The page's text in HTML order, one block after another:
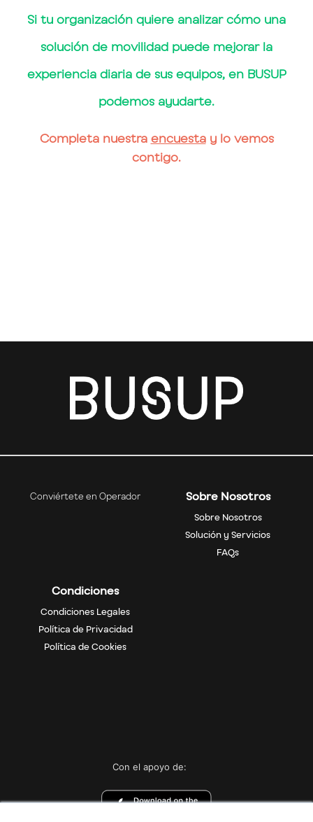
Si tu organización quiere analizar cómo una
solución de movilidad puede mejorar la
experiencia diaria de sus equipos, en BUSUP
podemos ayudarte.
Completa nuestra encuestay lo vemos
contigo.
Conviértete en Operador Sobre Nosotros
Sobre Nosotros
Solución y Servicios
FAQs
Condiciones
Condiciones Legales
Política de Privacidad
Política de Cookies
Con el apoyo de: